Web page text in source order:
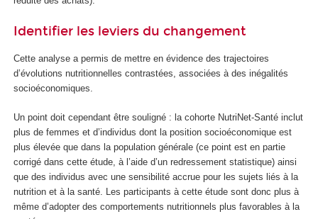
Identifier les leviers du changement
Cette analyse a permis de mettre en évidence des trajectoires
d’évolutions nutritionnelles contrastées, associées à des inégalités
socioéconomiques.
Un point doit cependant être souligné : la cohorte NutriNet-Santé inclut
plus de femmes et d’individus dont la position socioéconomique est
plus élevée que dans la population générale (ce point est en partie
corrigé dans cette étude, à l’aide d’un redressement statistique) ainsi
que des individus avec une sensibilité accrue pour les sujets liés à la
nutrition et à la santé. Les participants à cette étude sont donc plus à
même d’adopter des comportements nutritionnels plus favorables à la